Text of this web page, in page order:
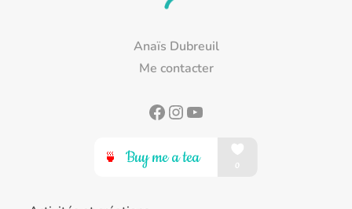
Anaïs Dubreuil
Me contacter
Facebook
Instagram
YouTube